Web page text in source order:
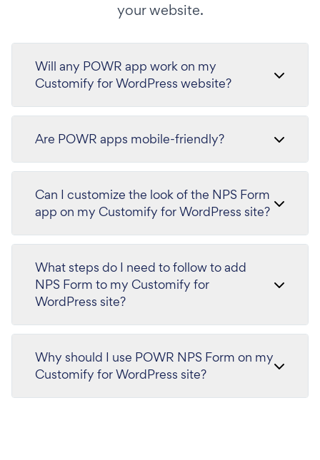
your website.
Will any POWR app work on my
Customify for WordPress website?
Are POWR apps mobile-friendly?
Can I customize the look of the NPS Form
app on my Customify for WordPress site?
What steps do I need to follow to add
NPS Form to my Customify for
WordPress site?
Why should I use POWR NPS Form on my
Customify for WordPress site?